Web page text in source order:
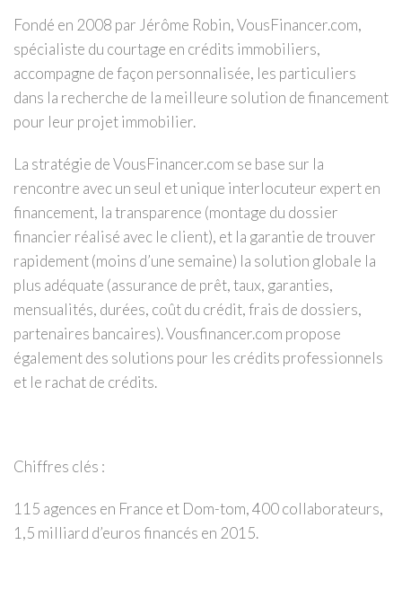
Fondé en 2008 par Jérôme Robin, VousFinancer.com,
spécialiste du courtage en crédits immobiliers,
accompagne de façon personnalisée, les particuliers
dans la recherche de la meilleure solution de financement
pour leur projet immobilier.
La stratégie de VousFinancer.com se base sur la
rencontre avec un seul et unique interlocuteur expert en
financement, la transparence (montage du dossier
financier réalisé avec le client), et la garantie de trouver
rapidement (moins d’une semaine) la solution globale la
plus adéquate (assurance de prêt, taux, garanties,
mensualités, durées, coût du crédit, frais de dossiers,
partenaires bancaires). Vousfinancer.com propose
également des solutions pour les crédits professionnels
et le rachat de crédits.
Chiffres clés :
115 agences en France et Dom-tom, 400 collaborateurs,
1,5 milliard d’euros financés en 2015.